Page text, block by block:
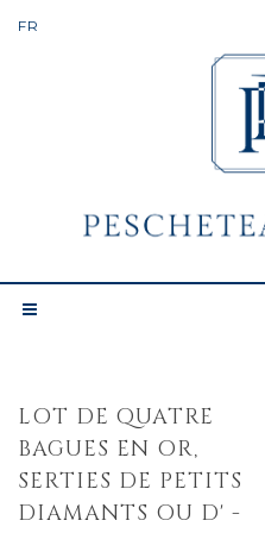
LOT DE QUATRE
BAGUES EN OR,
SERTIES DE PETITS
DIAMANTS OU D' -